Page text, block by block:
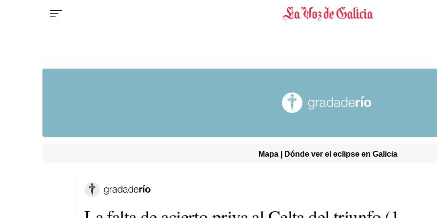
Mapa | Dónde ver el eclipse en Galicia